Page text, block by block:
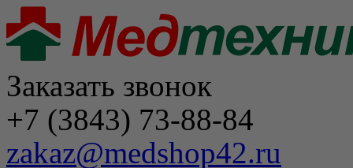
Заказать звонок
+7 (3843) 73-88-84
zakaz@medshop42.ru